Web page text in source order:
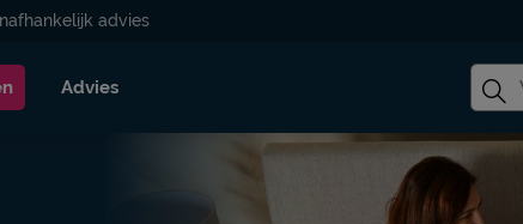
advies
Advies